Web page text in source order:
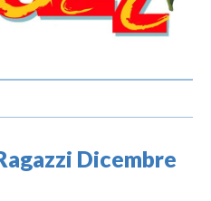
Dicembre